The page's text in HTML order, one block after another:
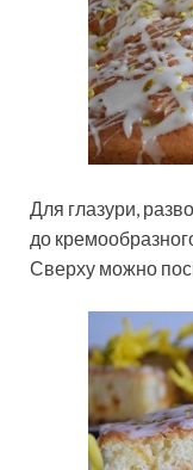
Для глазури,
до
Сверху можно